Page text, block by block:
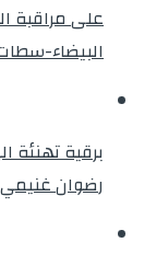
على مراقبة
البيضاء-
برقية تهنئة
رضوان